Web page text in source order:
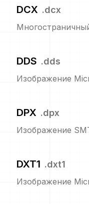
DCX .dcx
DDS .dds
Изображение
DPX .dpx
Изображение
DXT1 .dxt1
Изображение